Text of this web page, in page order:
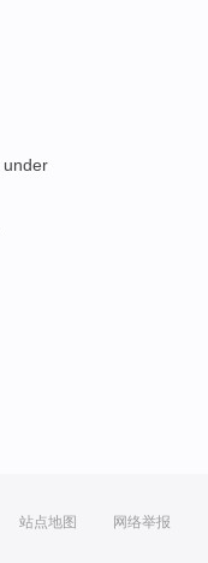
under
站点地图 网络举报